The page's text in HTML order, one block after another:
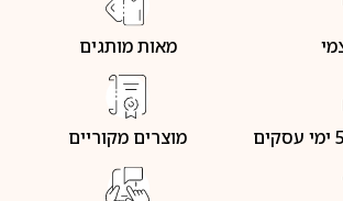
מאות מותגים
מוצרים מקוריים